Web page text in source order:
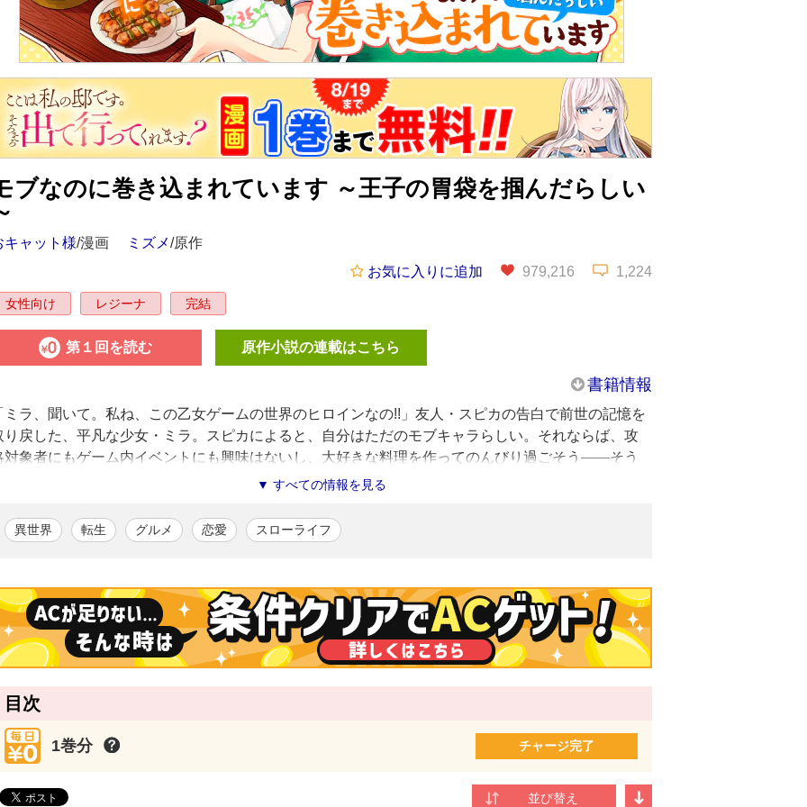
ブなのに巻き込まれています ～王子の胃袋を掴んだらしい
キャット様/漫画 ミズメ/原作
お気に入りに追加
979,216 1,224
女性向け レジーナ 完結
第１回を読む 原作小説の連載はこちら
書籍情報
ミラ、聞いて。私ね、この乙女ゲームの世界のヒロインなの!!」友人・スピカの告白で前世の記憶を
り戻した、平凡な少女・ミラ。スピカによると、自分はただのモブキャラらしい。それならば、攻
対象者にもゲーム内イベントにも興味はないし、大好きな料理を作ってのんびり過ごそう――そう
っていたのに、スピカに振る舞った夜食の「うどん」が、ミラの運命を大きく変える引き金となっ
カライズ！
アルファポリス第15回漫画大賞で『編集長賞』を受賞後、『モブなのに巻き込まれています～王子の胃袋を掴ん
だらしい～』にて商業デビュー。飼い猫をこよなく愛する。
ミズメ/原作
長崎県在住。2020年９月『悪役令嬢のおかあさま』（レジーナブックス）で出版デビュー。主な著書に「モブ
なのに巻き込まれています ～王子の胃袋を掴んだらしい～」シリーズ（レジーナ文庫）がある。たくましいヒ
ロインと美味しいごはんを書くのが好き。
▼ すべての情報を見る
異世界 転生 グルメ 恋愛 スローライフ
目次
1巻分 チャージ完了